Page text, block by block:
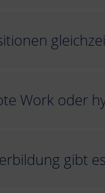
Work oder
gibt